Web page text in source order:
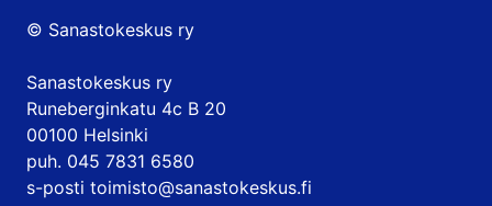
© Sanastokeskus ry
Sanastokeskus ry
Runeberginkatu 4c B 20
00100 Helsinki
puh. 045 7831 6580
s-posti toimisto@sanastokeskus.fi